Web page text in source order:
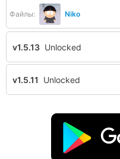
Файлы: Niko
v1.5.13 Unlocked
v1.5.11 Unlocked